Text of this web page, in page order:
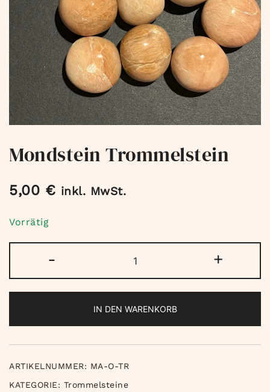
Mondstein Trommelstein
5,00 € inkl. MwSt.
Vorrätig
-
Trommelstein
Menge
+
IN DEN WARENKORB
ARTIKELNUMMER: MA-O-TR
KATEGORIE: Trommelsteine